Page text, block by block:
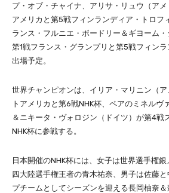
プ・オブ・チャイナ、アリサ・リュウ（ア
アメリカと第5戦フィンランディア・トロフ
ランス・フルニエ・ボードリー＆ギヨーム
第1戦フランス・グランプリと第5戦フィン
出場予定。
世界チャンピオンは、イリア・マリニン（
トアメリカと第6戦NHK杯、ペアのミネルヴ
＆ニキータ・ヴォロジン（ドイツ）が第4戦
NHK杯に参戦する。
日本開催のNHK杯には、女子は世界選手権
四大陸選手権王者の青木祐奈、男子は佐藤
プチームとしてシーズンを迎える長岡柚奈